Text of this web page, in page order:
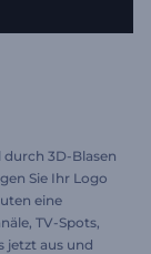
3D-Blasen
Sie Ihr Logo
eine
TV-Spots,
jetzt aus und